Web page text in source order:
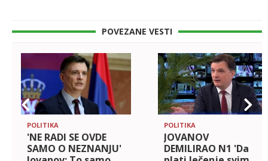
POVEZANE VESTI
POLITIKA
'NE RADI SE OVDE
SAMO O NEZNANJU'
POLITIKA
JOVANOV
DEMILIRAO N1 'Da